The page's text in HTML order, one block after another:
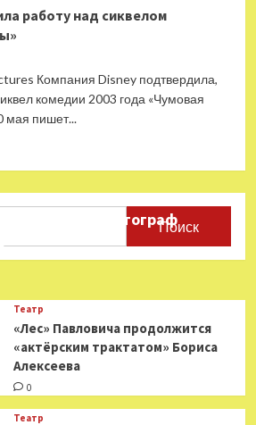
работу над сиквелом
Компания Disney подтвердила,
комедии 2003 года «Чумовая
мая пишет...
фотограф
Театр
«Лес» Павловича продолжится
«актёрским трактатом» Бориса
Алексеева
0
Театр